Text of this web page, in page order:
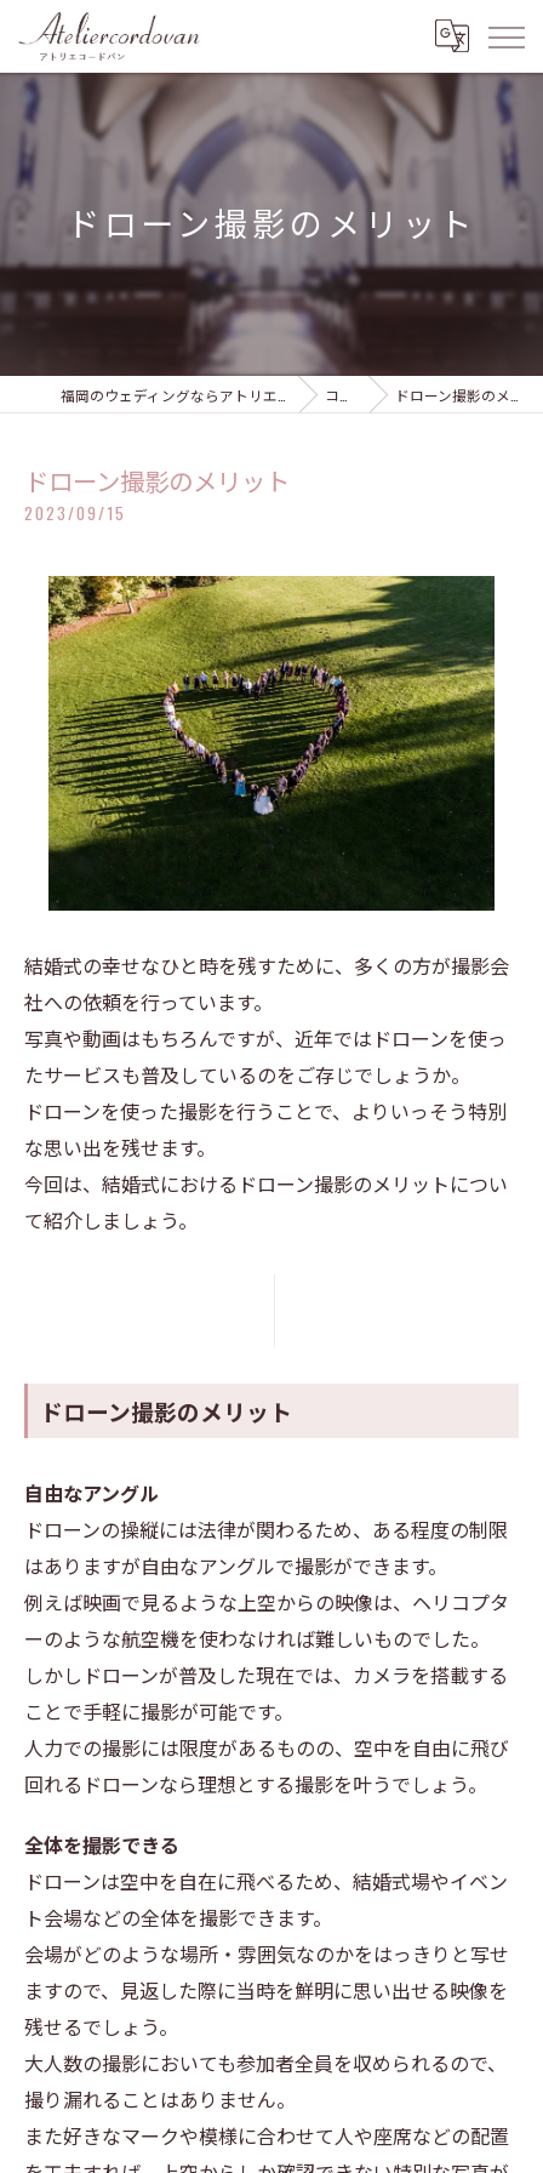
ドローン撮影のメリット
コラム ドローン撮影のメリット
ドローン撮影のメリット
2023/09/15
結婚式の幸せなひと時を残すために、多くの方が撮影会
社への依頼を行っています。
写真や動画はもちろんですが、近年ではドローンを使っ
たサービスも普及しているのをご存じでしょうか。
ドローンを使った撮影を行うことで、よりいっそう特別
な思い出を残せます。
今回は、結婚式におけるドローン撮影のメリットについ
て紹介しましょう。
ドローン撮影のメリット
自由なアングル
ドローンの操縦には法律が関わるため、ある程度の制限
はありますが自由なアングルで撮影ができます。
例えば映画で見るような上空からの映像は、ヘリコプタ
ーのような航空機を使わなければ難しいものでした。
しかしドローンが普及した現在では、カメラを搭載する
ことで手軽に撮影が可能です。
人力での撮影には限度があるものの、空中を自由に飛び
回れるドローンなら理想とする撮影を叶うでしょう。
全体を撮影できる
ドローンは空中を自在に飛べるため、結婚式場やイベン
ト会場などの全体を撮影できます。
会場がどのような場所・雰囲気なのかをはっきりと写せ
ますので、見返した際に当時を鮮明に思い出せる映像を
残せるでしょう。
大人数の撮影においても参加者全員を収められるので、
撮り漏れることはありません。
また好きなマークや模様に合わせて人や座席などの配置